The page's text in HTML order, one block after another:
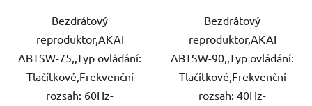
Bezdrátový
reproduktor,AKAI
ABTSW-75,,Typ ovládání:
Tlačítkové,Frekvenční
rozsah: 60Hz-
Bezdrátový
reproduktor,AKAI
ABTSW-90,,Typ ovládání:
Tlačítkové,Frekvenční
rozsah: 40Hz-